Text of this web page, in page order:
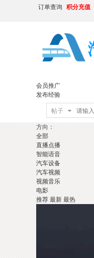
订单查询 积分充值
会员推广
发布经验
帖子
方向：
全部
直播点播
智能语音
汽车设备
汽车视频
视频音乐
电影
推荐 最新 最热